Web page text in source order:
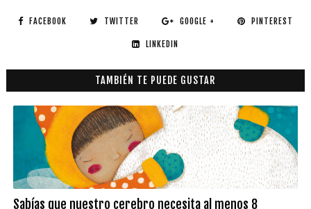
FACEBOOK TWITTER GOOGLE + PINTEREST
LINKEDIN
TAMBIÉN TE PUEDE GUSTAR
Sabías que nuestro cerebro necesita al menos 8